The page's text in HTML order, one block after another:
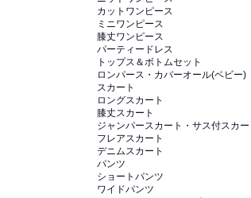
カットワンピース
ミニワンピース
膝丈ワンピース
パーティードレス
トップス＆ボトムセット
ロンパース・カバーオール(ベビー)
スカート
ロングスカート
膝丈スカート
ジャンパースカート・サス付スカー
フレアスカート
デニムスカート
パンツ
ショートパンツ
ワイドパンツ